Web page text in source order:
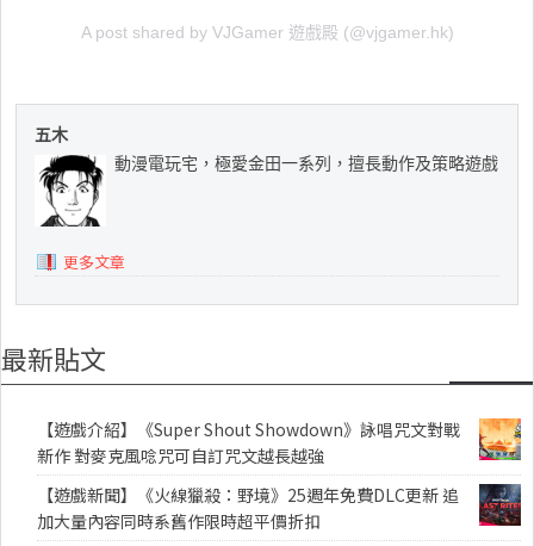
A post shared by VJGamer 遊戲殿 (@vjgamer.hk)
五木
動漫電玩宅，極愛金田一系列，擅長動作及策略遊戲
更多文章
最新貼文
【遊戲介紹】《Super Shout Showdown》詠唱咒文對戰
新作 對麥克風唸咒可自訂咒文越長越強
【遊戲新聞】《火線獵殺：野境》25週年免費DLC更新 追
加大量內容同時系舊作限時超平價折扣